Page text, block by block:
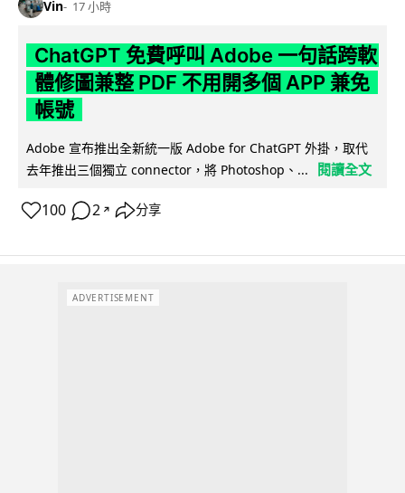
Vin 17 小時
ChatGPT 免費呼叫 Adobe 一句話跨軟
體修圖兼整 PDF 不用開多個 APP 兼免
帳號
Adobe 宣布推出全新統一版 Adobe for ChatGPT 外掛，取代
去年推出三個獨立 connector，將 Photoshop、...
閱讀全文
100 2 ↗ 分享
ADVERTISEMENT